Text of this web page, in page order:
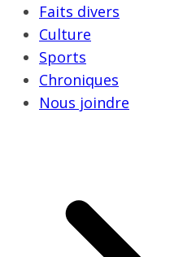
Faits divers
Culture
Sports
Chroniques
Nous joindre